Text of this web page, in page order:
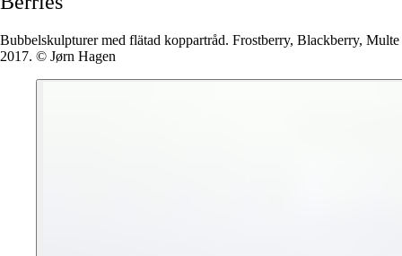
Bubbelskulpturer med flätad koppartråd. Frostberry, Blackberry, Multe
2017. © Jørn Hagen